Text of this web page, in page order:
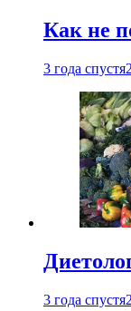
Как не
3 года спустя
3 года спустя